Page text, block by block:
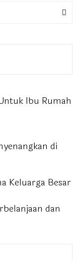
Ibu Rumah
di
Keluarga Besar
dan